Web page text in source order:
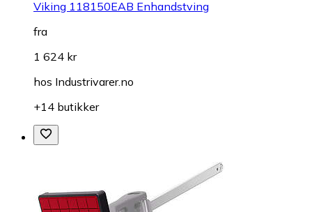
Viking 118150EAB Enhandstving
fra
1 624 kr
hos Industrivarer.no
+14 butikker